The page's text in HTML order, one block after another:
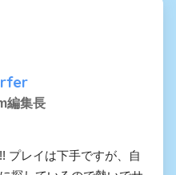
編集長
プレイは下手ですが、自